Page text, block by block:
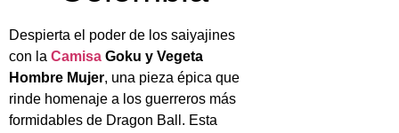
Despierta el poder de los saiyajines
con la Camisa Goku y Vegeta
Hombre Mujer, una pieza épica que
rinde homenaje a los guerreros más
formidables de Dragon Ball. Esta